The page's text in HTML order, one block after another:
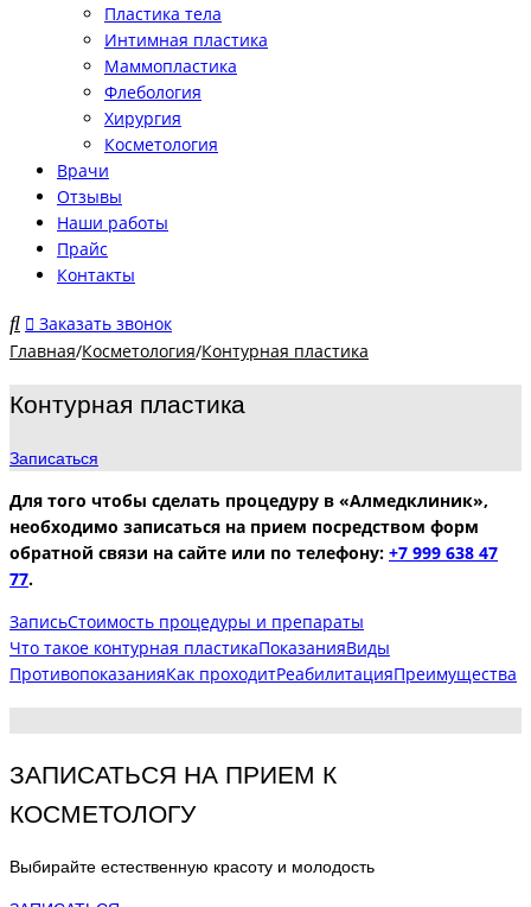
Пластика тела
Интимная пластика
Маммопластика
Флебология
Хирургия
Косметология
Врачи
Отзывы
Наши работы
Прайс
Контакты
Заказать звонок
Главная/Косметология/Контурная пластика
Контурная пластика
Записаться
Для того чтобы сделать процедуру в «Алмедклиник»,
необходимо записаться на прием посредством форм
обратной связи на сайте или по телефону: +7 999 638 47
77.
ЗаписьСтоимость процедуры и препараты
Что такое контурная пластикаПоказанияВиды
ПротивопоказанияКак проходитРеабилитацияПреимущества
ЗАПИСАТЬСЯ НА ПРИЕМ К
КОСМЕТОЛОГУ
Выбирайте естественную красоту и молодость